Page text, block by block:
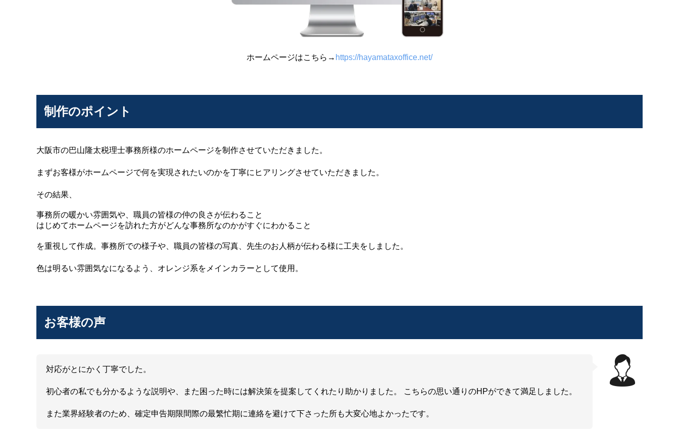
ホームページはこちら→ https://hayamataxoffice.net/
制作のポイント
大阪市の巴山隆太税理士事務所様のホームページを制作させていただきました。
まずお客様がホームページで何を実現されたいのかを丁寧にヒアリングさせていただきました。
その結果、
事務所の暖かい雰囲気や、職員の皆様の仲の良さが伝わること
はじめてホームページを訪れた方がどんな事務所なのかがすぐにわかること
を重視して作成。事務所での様子や、職員の皆様の写真、先生のお人柄が伝わる様に工夫をしました。
色は明るい雰囲気なになるよう、オレンジ系をメインカラーとして使用。
お客様の声
対応がとにかく丁寧でした。
初心者の私でも分かるような説明や、また困った時には解決策を提案してくれたり助かりました。 こちらの思い通りのHPができて満足しました。
また業界経験者のため、確定申告期限間際の最繁忙期に連絡を避けて下さった所も大変心地よかったです。